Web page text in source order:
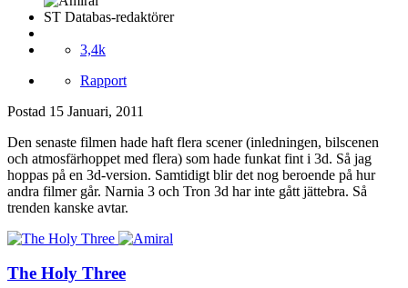
ST Databas-redaktörer
3,4k
Rapport
Postad 15 Januari, 2011
Den senaste filmen hade haft flera scener (inledningen, bilscenen
och atmosfärhoppet med flera) som hade funkat fint i 3d. Så jag
hoppas på en 3d-version. Samtidigt blir det nog beroende på hur
andra filmer går. Narnia 3 och Tron 3d har inte gått jättebra. Så
trenden kanske avtar.
The Holy Three